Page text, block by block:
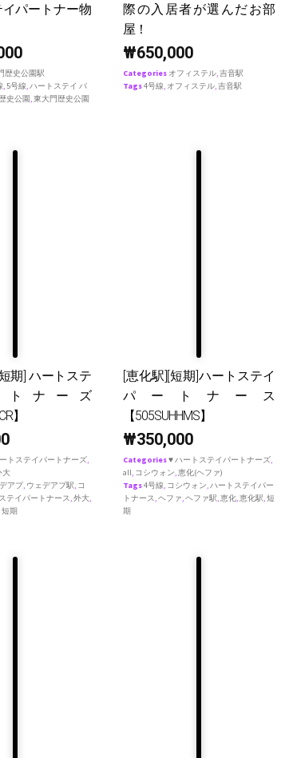
パートナー物
歴史公園駅
, 5号線,ハートステイ パ
史公園 ,東大門歴史公園
際の入居者が選んだお部
屋！
₩650,000
Categories オフィステル,吉音駅
Tags4号線, オフィステル,吉音駅
期] ハートステ
トナーズ
】
トステイパートナーズ,
大
アプ, ウェデアプ駅, コ
テイパートナース,外大,
短期
[恵化駅][短期]ハートステイ
パートナース
【505SUHHMS】
₩350,000
Categories♥ ハートステイパートナーズ,
all, コシウォン,恵化(ヘファ)
Tags4号線, コシウォン,ハートステイパー
トナース,ヘファ,ヘファ駅,恵化,恵化駅,短
期